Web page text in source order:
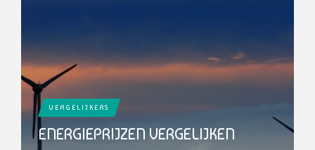
VERGELIJKERS
ENERGIEPRIJZEN VERGELIJKEN